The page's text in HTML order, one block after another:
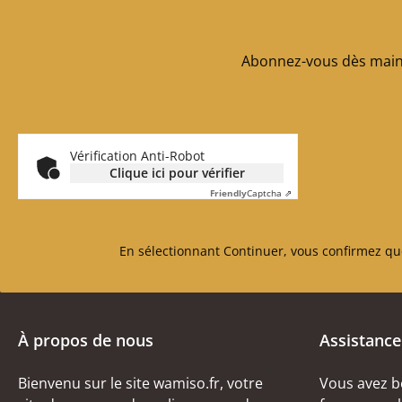
Abonnez-vous dès
Vérification Anti-Robot
Clique ici pour vérifier
FriendlyCaptcha ⇗
En sélectionnant Continuer, vous confirmez
À propos de nous
Bienvenu sur le site wamiso.fr, votre
Vous avez